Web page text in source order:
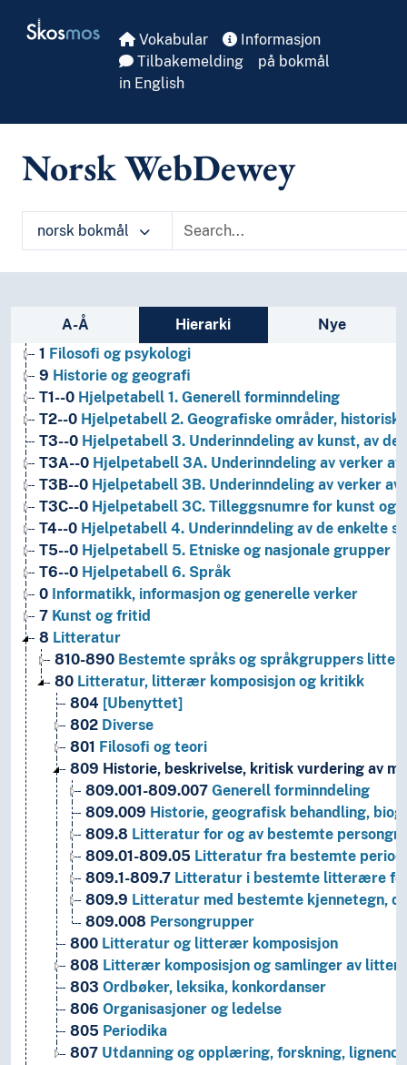
Skosmos Vokabular
Informasjon
Tilbakemelding
på bokmål
in English
Norsk WebDewey
norsk bokmål
Sidefelt: navigér i vokabularet
A-Å Hierarki
Nye
1 Filosofi og psykologi
9 Historie og geografi
T1--0 Hjelpetabell 1. Generell forminndeling
T2--0 Hjelpetabell 2. Geografiske områder,
T3--0 Hjelpetabell 3. Underinndeling av kunst, av
T3A--0 Hjelpetabell 3A. Underinndeling av verker
T3B--0 Hjelpetabell 3B. Underinndeling av verker
T3C--0 Hjelpetabell 3C. Tilleggsnumre for kunst og
T4--0 Hjelpetabell 4. Underinndeling av de enkelte
T5--0 Hjelpetabell 5. Etniske og nasjonale grupper
T6--0 Hjelpetabell 6. Språk
0 Informatikk, informasjon og generelle verker
7 Kunst og fritid
8 Litteratur
810-890 Bestemte språks og språkgruppers
80 Litteratur, litterær komposisjon og kritikk
804 [Ubenyttet]
802 Diverse
801 Filosofi og teori
809 Historie, beskrivelse, kritisk vurdering av
809.001-809.007 Generell forminndeling
809.009 Historie, geografisk behandling,
809.8 Litteratur for og av bestemte
809.01-809.05 Litteratur fra bestemte
809.1-809.7 Litteratur i bestemte litterære
809.9 Litteratur med bestemte kjennetegn,
809.008 Persongrupper
800 Litteratur og litterær komposisjon
808 Litterær komposisjon og samlinger av
803 Ordbøker, leksika, konkordanser
806 Organisasjoner og ledelse
805 Periodika
807 Utdanning og opplæring, forskning,